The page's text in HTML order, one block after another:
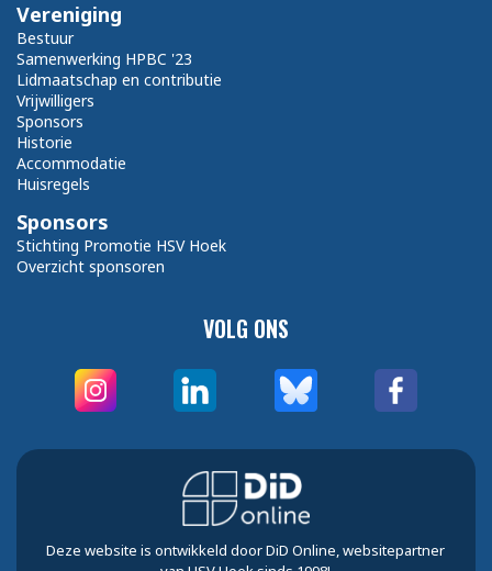
VOLG ONS
Vereniging
Bestuur
Samenwerking HPBC '23
Lidmaatschap en contributie
Vrijwilligers
Sponsors
Historie
Accommodatie
Huisregels
Sponsors
Stichting Promotie HSV Hoek
Overzicht sponsoren
Deze website is ontwikkeld door DiD Online, websitepartner